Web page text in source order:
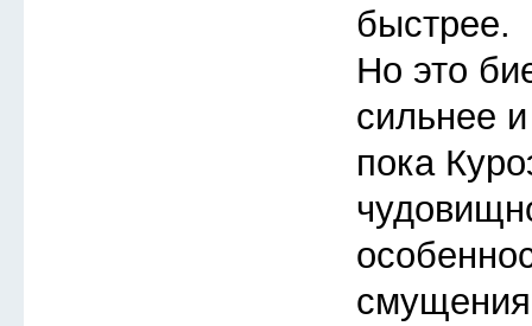
быстрее.
Но это
сильнее
пока